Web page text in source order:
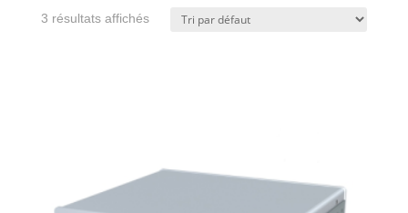
3 résultats affichés